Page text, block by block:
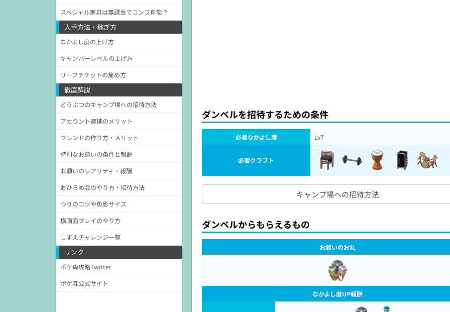
ダンベルを招待するための条件
必要なかよし度 Lv7
必要クラフト
キャンプ場への招待方法
ダンベルからもらえるもの
お願いのお礼
なかよし度UP報酬
スペシャル家具は無課金でコンプ可能？
入手方法・稼ぎ方
なかよし度の上げ方
キャンパーレベルの上げ方
リーフチケットの集め方
徹底解説
どうぶつのキャンプ場への招待方法
アカウント連携のメリット
フレンドの作り方・メリット
特別なお願いの条件と報酬
お願いのレアリティ・報酬
おひろめ会のやり方・招待方法
つりのコツや魚影サイズ
横画面プレイのやり方
しずえチャレンジ一覧
リンク
ポケ森攻略Twitter
ポケ森公式サイト